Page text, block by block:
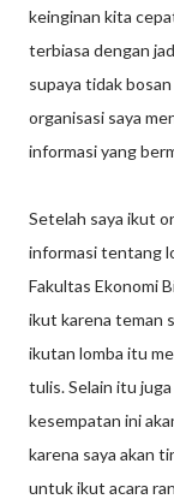
keinginan kita
terbiasa dengan
supaya tidak
organisasi saya
informasi yang
Setelah saya ikut
informasi tentang
Fakultas Ekonomi
ikut karena teman
ikutan lomba itu
tulis. Selain itu
kesempatan ini
karena saya akan
untuk ikut acara